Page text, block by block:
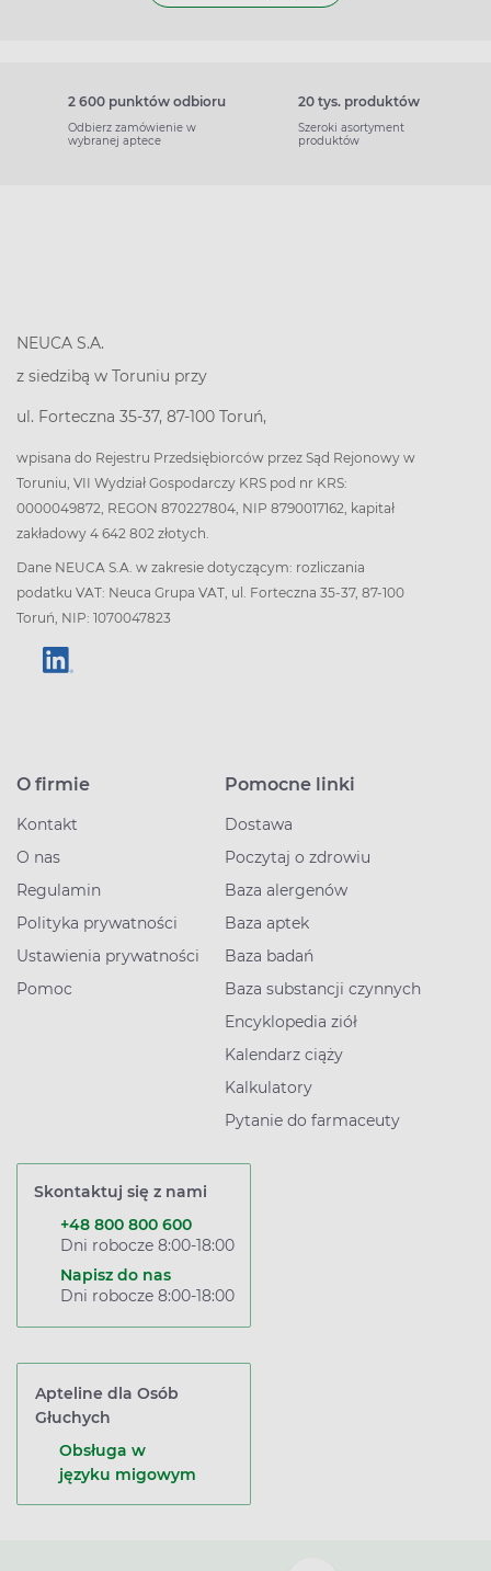
2 600 punktów odbioru
Odbierz zamówienie w
wybranej aptece
20 tys. produktów
Szeroki asortyment
produktów
NEUCA S.A.
z siedzibą w Toruniu przy
ul. Forteczna 35-37, 87-100 Toruń,
wpisana do Rejestru Przedsiębiorców przez Sąd Rejonowy w
Toruniu, VII Wydział Gospodarczy KRS pod nr KRS:
0000049872, REGON 870227804, NIP 8790017162, kapitał
zakładowy 4 642 802 złotych.
Dane NEUCA S.A. w zakresie dotyczącym: rozliczania
podatku VAT: Neuca Grupa VAT, ul. Forteczna 35-37, 87-100
Toruń, NIP: 1070047823
O firmie
Kontakt
O nas
Regulamin
Polityka prywatności
Ustawienia prywatności
Pomoc
Pomocne linki
Dostawa
Poczytaj o zdrowiu
Baza alergenów
Baza aptek
Baza badań
Baza substancji czynnych
Encyklopedia ziół
Kalendarz ciąży
Kalkulatory
Pytanie do farmaceuty
Skontaktuj się z nami
+48 800 800 600
Dni robocze 8:00-18:00
Napisz do nas
Dni robocze 8:00-18:00
Apteline dla Osób
Głuchych
Obsługa w
języku migowym